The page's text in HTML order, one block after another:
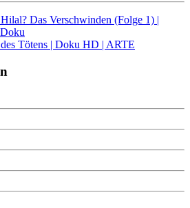
Das Verschwinden (Folge 1) |
Tötens | Doku HD | ARTE